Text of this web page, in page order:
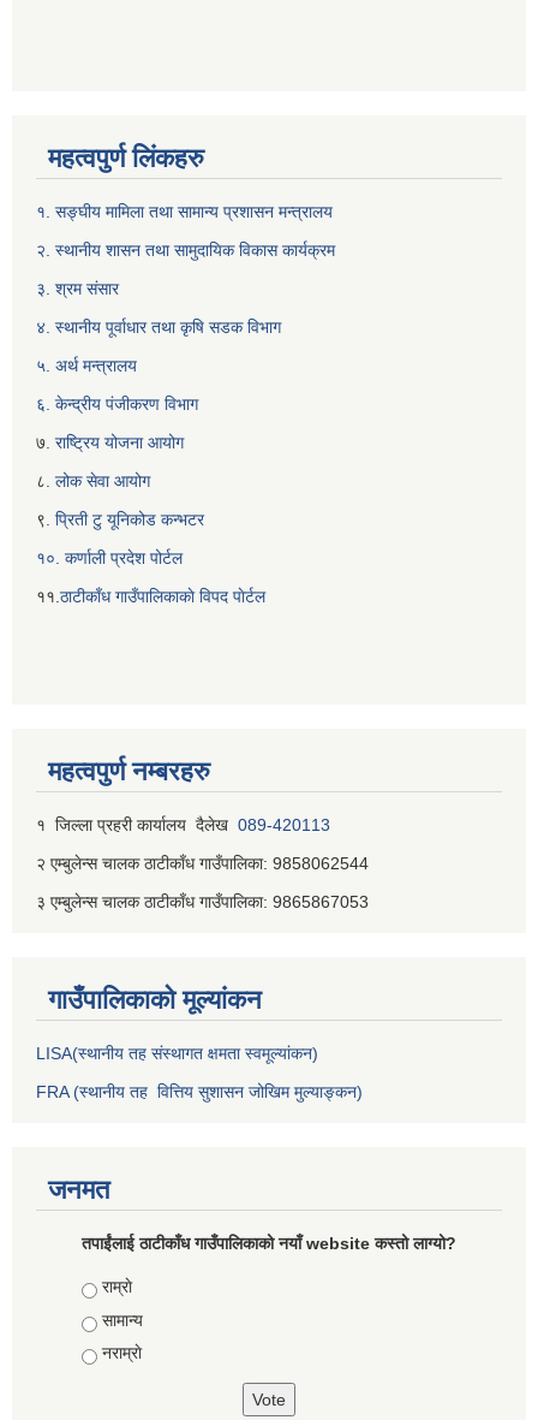
महत्वपुर्ण लिंकहरु
१. सङ्घीय मामिला तथा सामान्य प्रशासन मन्त्रालय
२. स्थानीय शासन तथा सामुदायिक विकास कार्यक्रम
३. श्रम संसार
४. स्थानीय पूर्वाधार तथा कृषि सडक विभाग
५. अर्थ मन्त्रालय
६. केन्द्रीय पंजीकरण विभाग
७. राष्ट्रिय योजना आयोग
८. लोक सेवा आयोग
९. प्रिती टु यूनिकोड कन्भटर
१०. कर्णाली प्रदेश पोर्टल
११.ठाटीकाँध गाउँपालिकाकाे विपद पाेर्टल
महत्वपुर्ण नम्बरहरु
१ जिल्‍ला प्रहरी कार्यालय दैलेख 089-420113
२ एम्बुलेन्स चालक ठाटीकाँध गाउँपालिका: 9858062544
३ एम्बुलेन्स चालक ठाटीकाँध गाउँपालिका: 9865867053
गाउँपालिकाकाे मूल्यांकन
LISA(स्थानीय तह संस्थागत क्षमता स्वमूल्यांकन)
FRA (स्थानीय तह वित्तिय सुशासन जोखिम मुल्याङ्कन)
जनमत
तपाईंलाई ठाटीकाँध गाउँपालिकाको नयाँ website कस्तो लाग्यो?
Choices
राम्राे
सामान्य
नराम्राे